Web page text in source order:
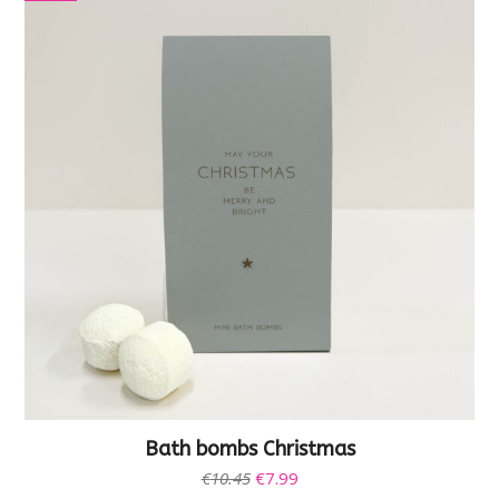
Bath bombs Christmas
€10.45 Oorspronkelijke
€7.99Huidige